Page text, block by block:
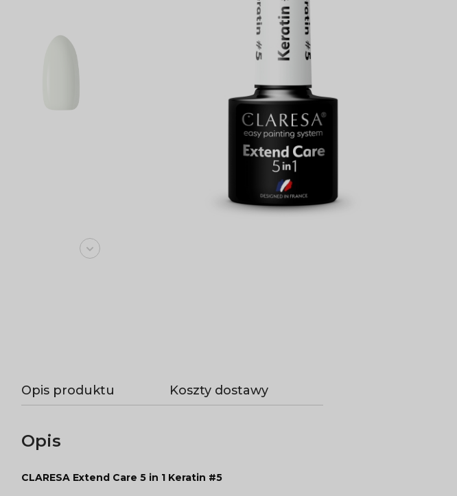
Opis produktu Koszty dostawy
Opis
CLARESA Extend Care 5 in 1 Keratin #5